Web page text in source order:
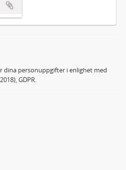
dina personuppgifter i enlighet med
GDPR.